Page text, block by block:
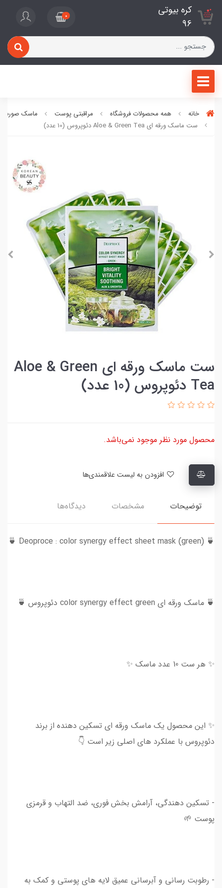
کره بیوتی
96
0
خانه همه محصولات فروشگاه مراقبتی پوست
ماسک صورت
ست ماسک ورقه ای Aloe & Green Tea دئوپروس (10 عدد)
ست ماسک ورقه ای Aloe & Green
Tea دئوپروس (10 عدد)
محصول مورد نظر موجود نمی‌باشد.
توضیحات مشخصات دیدگاه‌ها
🍵 Deoproce : color synergy effect sheet mask (green) 🍵
🍵 ماسک ورقه ای color synergy effect green دئوپروس 🍵
✨ هر ست 10 عدد ماسک ✨
✨ این محصول یک ماسک ورقه ای تسکین دهنده از برند
دئوپروس با عملکرد های اصلی زیر است 👇
- تسکین دهندگی، آرامش بخش فوری، ضد التهاب و قرمزی
پوست 🌱
- رطوبت رسانی و آبرسانی عمیق لایه های پوستی و کمک به